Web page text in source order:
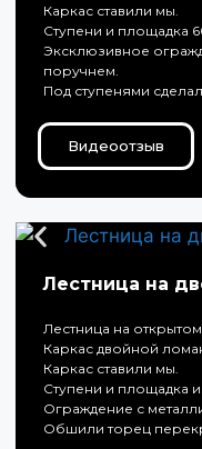
Каркас ставили мы.
Ступени и площадка
Эксклюзивное
поручнем.
Под ступенями
Видеоотзыв
Лестница на
Лестница на
Каркас двойной
Каркас ставили мы.
Ступени и площадка
Ограждение с
Обшили торец